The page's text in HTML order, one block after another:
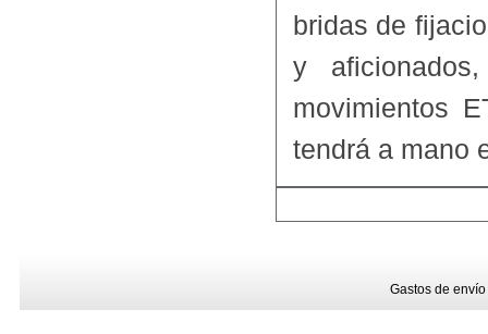
bridas de
y
movimientos
tendrá a mano
Gastos de envío